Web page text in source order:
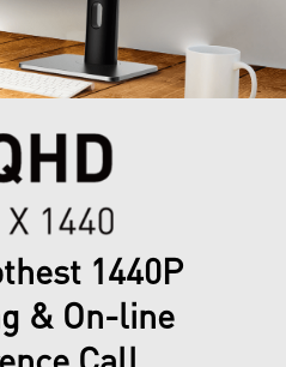
1440P
& On-line